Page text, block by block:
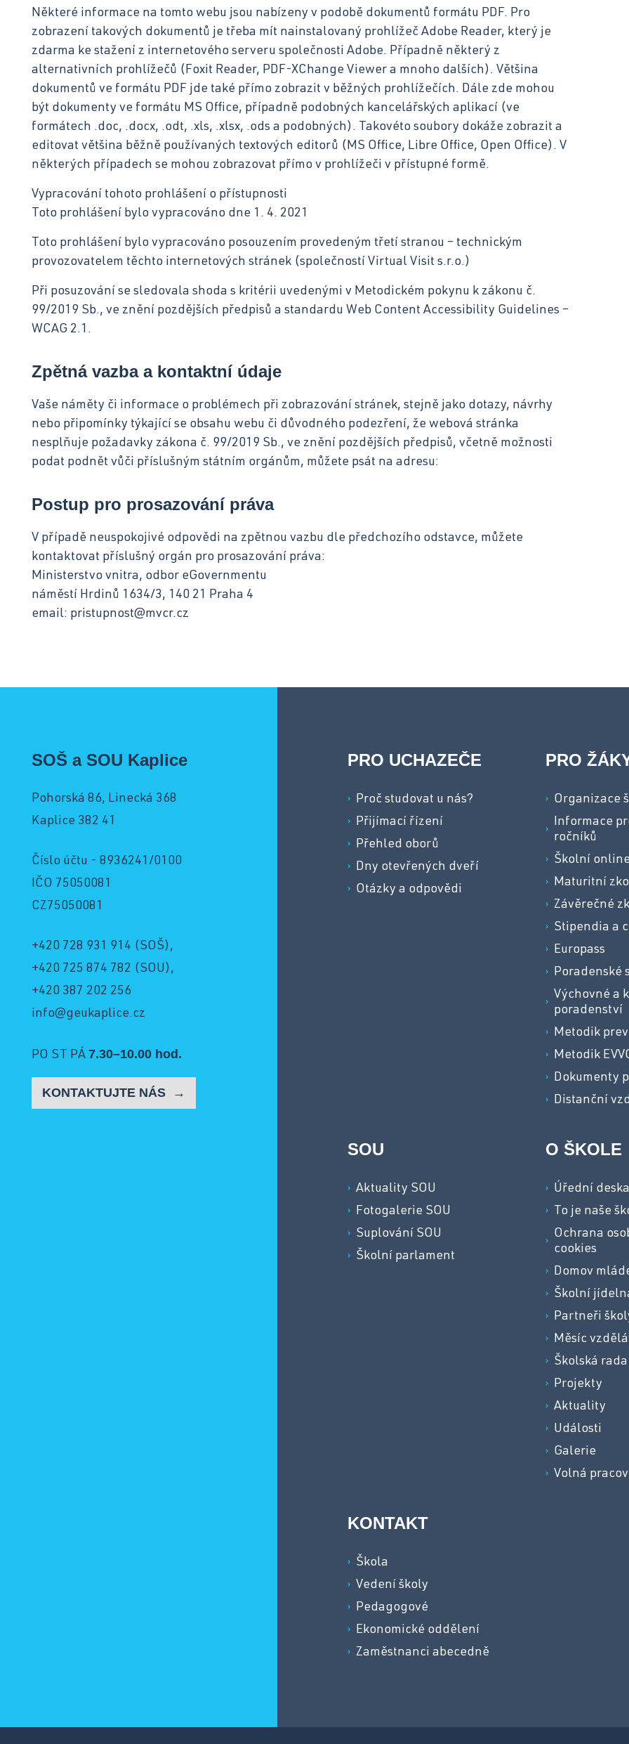
Některé informace na tomto webu jsou nabízeny v podobě dokumentů formátu PDF. Pro
zobrazení takových dokumentů je třeba mít nainstalovaný prohlížeč Adobe Reader, který je
zdarma ke stažení z internetového serveru společnosti Adobe. Případně některý z
alternativních prohlížečů (Foxit Reader, PDF-XChange Viewer a mnoho dalších). Většina
dokumentů ve formátu PDF jde také přímo zobrazit v běžných prohlížečích. Dále zde mohou
být dokumenty ve formátu MS Office, případně podobných kancelářských aplikací (ve
formátech .doc, .docx, .odt, .xls, .xlsx, .ods a podobných). Takovéto soubory dokáže zobrazit a
editovat většina běžně používaných textových editorů (MS Office, Libre Office, Open Office). V
některých případech se mohou zobrazovat přímo v prohlížeči v přístupné formě.
Vypracování tohoto prohlášení o přístupnosti
Toto prohlášení bylo vypracováno dne 1. 4. 2021
Toto prohlášení bylo vypracováno posouzením provedeným třetí stranou – technickým
provozovatelem těchto internetových stránek (společností Virtual Visit s.r.o.)
Při posuzování se sledovala shoda s kritérii uvedenými v Metodickém pokynu k zákonu č.
99/2019 Sb., ve znění pozdějších předpisů a standardu Web Content Accessibility Guidelines –
WCAG 2.1.
Zpětná vazba a kontaktní údaje
Vaše náměty či informace o problémech při zobrazování stránek, stejně jako dotazy, návrhy
nebo připomínky týkající se obsahu webu či důvodného podezření, že webová stránka
nesplňuje požadavky zákona č. 99/2019 Sb., ve znění pozdějších předpisů, včetně možnosti
podat podnět vůči příslušným státním orgánům, můžete psát na adresu:
Postup pro prosazování práva
V případě neuspokojivé odpovědi na zpětnou vazbu dle předchozího odstavce, můžete
kontaktovat příslušný orgán pro prosazování práva:
Ministerstvo vnitra, odbor eGovernmentu
náměstí Hrdinů 1634/3, 140 21 Praha 4
email: pristupnost@mvcr.cz
SOŠ a SOU Kaplice
Pohorská 86, Linecká 368
Kaplice 382 41
Číslo účtu - 8936241/0100
IČO 75050081
CZ75050081
+420 728 931 914 (SOŠ),
+420 725 874 782 (SOU),
+420 387 202 256
info@geukaplice.cz
PO ST PÁ 7.30–10.00 hod.
KONTAKTUJTE NÁS
PRO UCHAZEČE
Proč studovat u nás?
Přijímací řízení
Přehled oborů
Dny otevřených dveří
Otázky a odpovědi
PRO
Organizace
Informace
ročníků
Školní
Maturitní
Závěrečné
Stipendia a
Europass
Poradenské
Výchovné a
poradenství
Metodik
Metodik
Dokumenty
Distanční
SOU
Aktuality SOU
Fotogalerie SOU
Suplování SOU
Školní parlament
O ŠKOLE
Úřední deska
To je naše
Ochrana
cookies
Domov
Školní
Partneři
Měsíc
Školská rada
Projekty
Aktuality
Události
Galerie
Volná
KONTAKT
Škola
Vedení školy
Pedagogové
Ekonomické oddělení
Zaměstnanci abecedně